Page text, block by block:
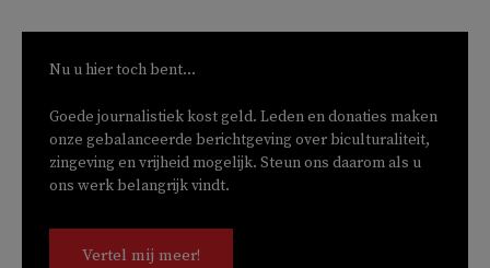
Nu u hier toch bent...
Goede journalistiek kost geld. Leden en donaties maken
onze gebalanceerde berichtgeving over biculturaliteit,
zingeving en vrijheid mogelijk. Steun ons daarom als u
ons werk belangrijk vindt.
Vertel mij meer!